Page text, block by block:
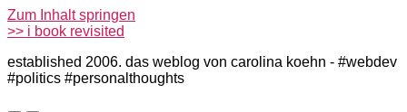
Zum Inhalt springen
>> i book revisited
established 2006. das weblog von carolina koehn - #webdev
#politics #personalthoughts